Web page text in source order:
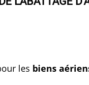
les biens